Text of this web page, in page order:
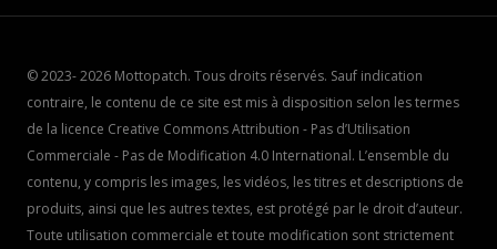
© 2023- 2026 Mottopatch. Tous droits réservés. Sauf indication
contraire, le contenu de ce site est mis à disposition selon les termes
de la licence Creative Commons Attribution - Pas d’Utilisation
Commerciale - Pas de Modification 4.0 International. L’ensemble du
contenu, y compris les images, les vidéos, les titres et descriptions de
produits, ainsi que les autres textes, est protégé par le droit d’auteur.
Toute utilisation commerciale et toute modification sont strictement